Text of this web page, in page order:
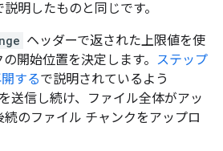
説明したものと同じです。
ヘッダーで返された上限値を使
開始位置を決定します。 ステップ
するで説明されているよう
送信し続け、ファイル全体がアッ
のファイル チャンクをアップロ